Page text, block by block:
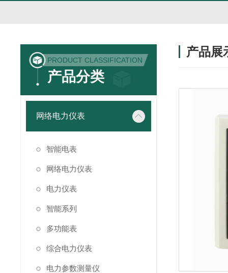
PRODUCT CLASSIFICATION
产品分类
网络电力仪表
智能电表
网络电力仪表
电力仪表
智能系列
多功能表
综合电力仪表
电力参数测量仪
产品展